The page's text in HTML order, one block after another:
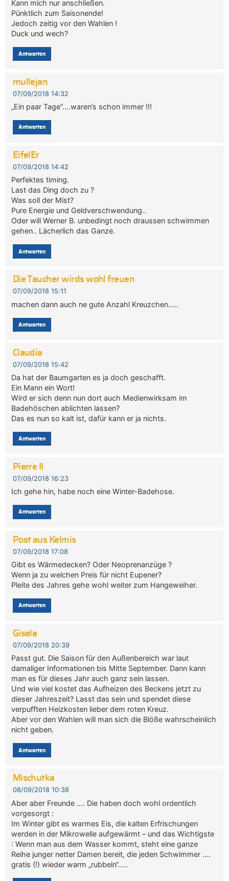
Kann mich nur anschließen.
Pünktlich zum Saisonende!
Jedoch zeitig vor den Wahlen !
Duck und wech?
Antworten
mullejan
07/09/2018 14:32
„Ein paar Tage“….waren’s schon immer !!!
Antworten
EifelEr
07/09/2018 14:42
Perfektes timing.
Last das Ding doch zu ?
Was soll der Mist?
Pure Energie und Geldverschwendung..
Oder will Werner B. unbedingt noch draussen schwimmen
gehen.. Lächerlich das Ganze.
Antworten
Die Taucher wirds wohl freuen
07/09/2018 15:11
machen dann auch ne gute Anzahl Kreuzchen…..
Antworten
Claudia
07/09/2018 15:42
Da hat der Baumgarten es ja doch geschafft.
Ein Mann ein Wort!
Wird er sich denn nun dort auch Medienwirksam im
Badehöschen ablichten lassen?
Das es nun so kalt ist, dafür kann er ja nichts.
Antworten
Pierre II
07/09/2018 16:23
Ich gehe hin, habe noch eine Winter-Badehose.
Antworten
Post aus Kelmis
07/09/2018 17:08
Gibt es Wärmedecken? Oder Neoprenanzüge ?
Wenn ja zu welchen Preis für nicht Eupener?
Pleite des Jahres gehe wohl weiter zum Hangeweiher.
Antworten
Gisela
07/09/2018 20:39
Passt gut. Die Saison für den Außenbereich war laut
damaliger Informationen bis Mitte September. Dann kann
man es für dieses Jahr auch ganz sein lassen.
Und wie viel kostet das Aufheizen des Beckens jetzt zu
dieser Jahreszeit? Lasst das sein und spendet diese
verpufften Heizkosten lieber dem roten Kreuz.
Aber vor den Wahlen will man sich die Blöße wahrscheinlich
nicht geben.
Antworten
Mischutka
08/09/2018 10:38
Aber aber Freunde …. Die haben doch wohl ordentlich
vorgesorgt :
Im Winter gibt es warmes Eis, die kalten Erfrischungen
werden in der Mikrowelle aufgewärmt – und das Wichtigste
: Wenn man aus dem Wasser kommt, steht eine ganze
Reihe junger netter Damen bereit, die jeden Schwimmer ….
gratis (!) wieder warm „rubbeln“…..